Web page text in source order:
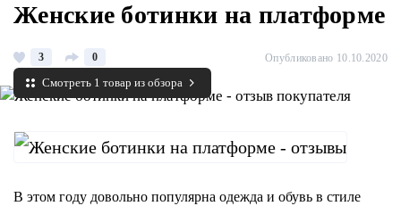
Женские ботинки на платформе
3 0 Опубликовано 10.10.2020
Смотреть 1 товар из обзора
В этом году довольно популярна одежда и обувь в стиле